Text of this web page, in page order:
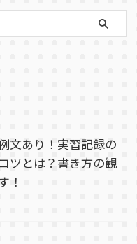
文あり！実習記録の
ツとは？書き方の観
！